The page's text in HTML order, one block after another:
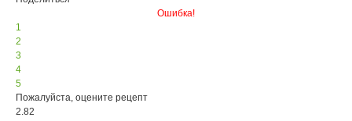
Ошибка!
1
2
3
4
5
Пожалуйста, оцените рецепт
2.82